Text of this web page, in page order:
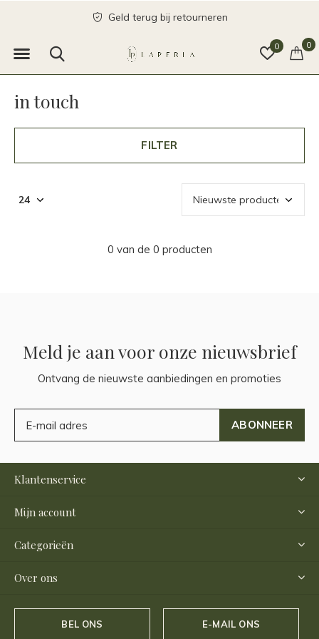
0 0
Geld terug bij retourneren
in touch
FILTER
0 van de 0 producten
Meld je aan voor onze nieuwsbrief
Ontvang de nieuwste aanbiedingen en promoties
ABONNEER
Klantenservice
Mijn account
Categorieën
Over ons
BEL ONS E-MAIL ONS